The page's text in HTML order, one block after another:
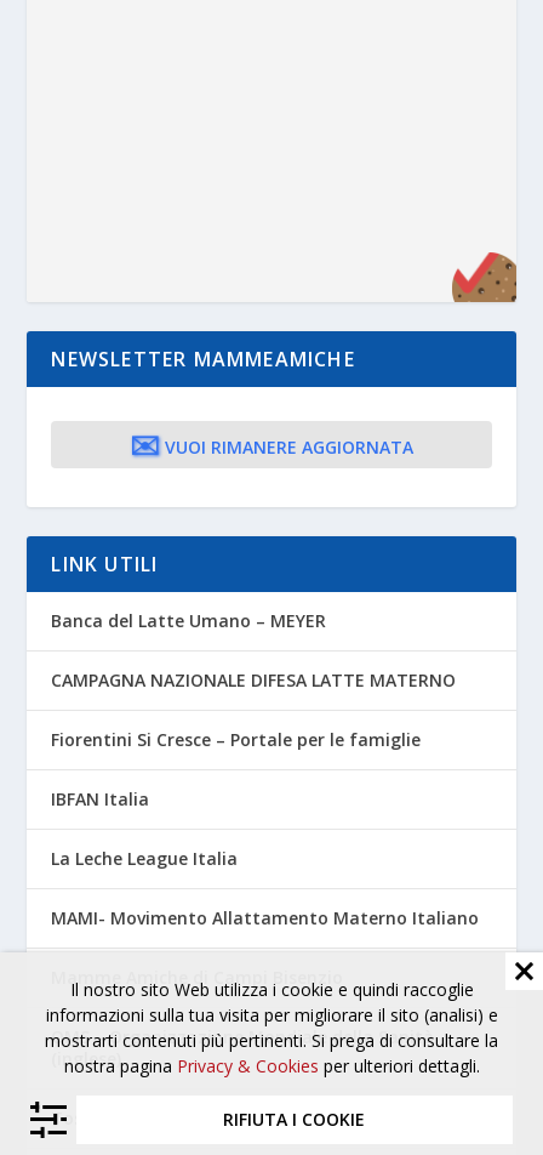
NEWSLETTER MAMMEAMICHE
✉️ VUOI RIMANERE AGGIORNATA
LINK UTILI
Banca del Latte Umano – MEYER
CAMPAGNA NAZIONALE DIFESA LATTE MATERNO
Fiorentini Si Cresce – Portale per le famiglie
IBFAN Italia
La Leche League Italia
MAMI- Movimento Allattamento Materno Italiano
Mamme Amiche di Campi Bisenzio
OMS – Organizzazione Mondiale della Sanità
(inglese)
Tossicologia Perinatale – AOUC Careggi
Il nostro sito Web utilizza i cookie e quindi raccoglie
informazioni sulla tua visita per migliorare il sito (analisi) e
mostrarti contenuti più pertinenti. Si prega di consultare la
nostra pagina Privacy & Cookies per ulteriori dettagli.
RIFIUTA I COOKIE